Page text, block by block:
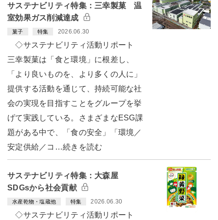
サステナビリティ特集：三幸製菓 温
室効果ガス削減達成
菓子 特集 2026.06.30
◇サステナビリティ活動リポート
三幸製菓は「食と環境」に根差し、
「より良いものを、より多くの人に」
提供する活動を通じて、持続可能な社
会の実現を目指すことをグループを挙
げて実践している。さまざまなESG課
題がある中で、「食の安全」「環境／
安定供給／コ…続きを読む
サステナビリティ特集：大森屋
SDGsから社会貢献
水産乾物・塩蔵他 特集 2026.06.30
◇サステナビリティ活動リポート